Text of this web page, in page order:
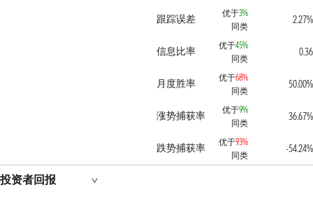
跟踪误差 优于3%
同类
2.27%
信息比率 优于45%
同类
0.36
月度胜率 优于68%
同类
50.00%
涨势捕获率 优于9%
同类
36.67%
跌势捕获率 优于93%
同类
-54.24%
投资者回报